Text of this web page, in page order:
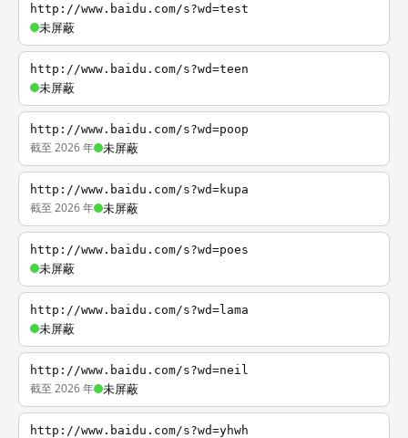
http://www.baidu.com/s?wd=test
未屏蔽
http://www.baidu.com/s?wd=teen
未屏蔽
http://www.baidu.com/s?wd=poop
截至 2026 年 未屏蔽
http://www.baidu.com/s?wd=kupa
截至 2026 年 未屏蔽
http://www.baidu.com/s?wd=poes
未屏蔽
http://www.baidu.com/s?wd=lama
未屏蔽
http://www.baidu.com/s?wd=neil
截至 2026 年 未屏蔽
http://www.baidu.com/s?wd=yhwh